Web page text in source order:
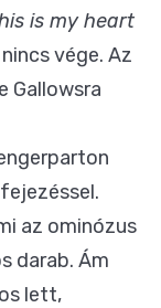
is my heart
vége. Az
Gallowsra
az ominózus
darab. Ám
lett,